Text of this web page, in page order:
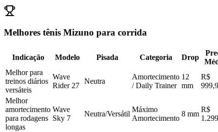
Melhores tênis Mizuno para corrida
Indicação Modelo Pisada Categoria Drop
Melhor para
treinos diários
versáteis
Wave
Rider 27
Neutra
Amortecimento
/ Daily Trainer
12
mm
R$
Melhor
amortecimento
para rodagens
longas
Wave
Sky 7
Neutra/Versátil
Máximo
Amortecimento
8 mm
R$